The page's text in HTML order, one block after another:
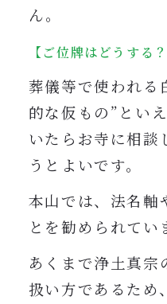
ん。
【ご位牌はどうする？
葬儀等で使われる
的な仮もの”とい
いたらお寺に相談
うとよいです。
本山では、法名軸
とを勧められてい
あくまで浄土真宗
扱い方であるため